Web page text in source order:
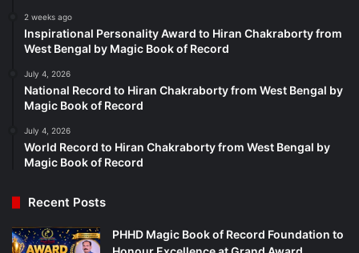
2 weeks ago
Inspirational Personality Award to Hiran Chakraborty from
West Bengal by Magic Book of Record
July 4, 2026
National Record to Hiran Chakraborty from West Bengal by
Magic Book of Record
July 4, 2026
World Record to Hiran Chakraborty from West Bengal by
Magic Book of Record
Recent Posts
PHHD Magic Book of Record Foundation to